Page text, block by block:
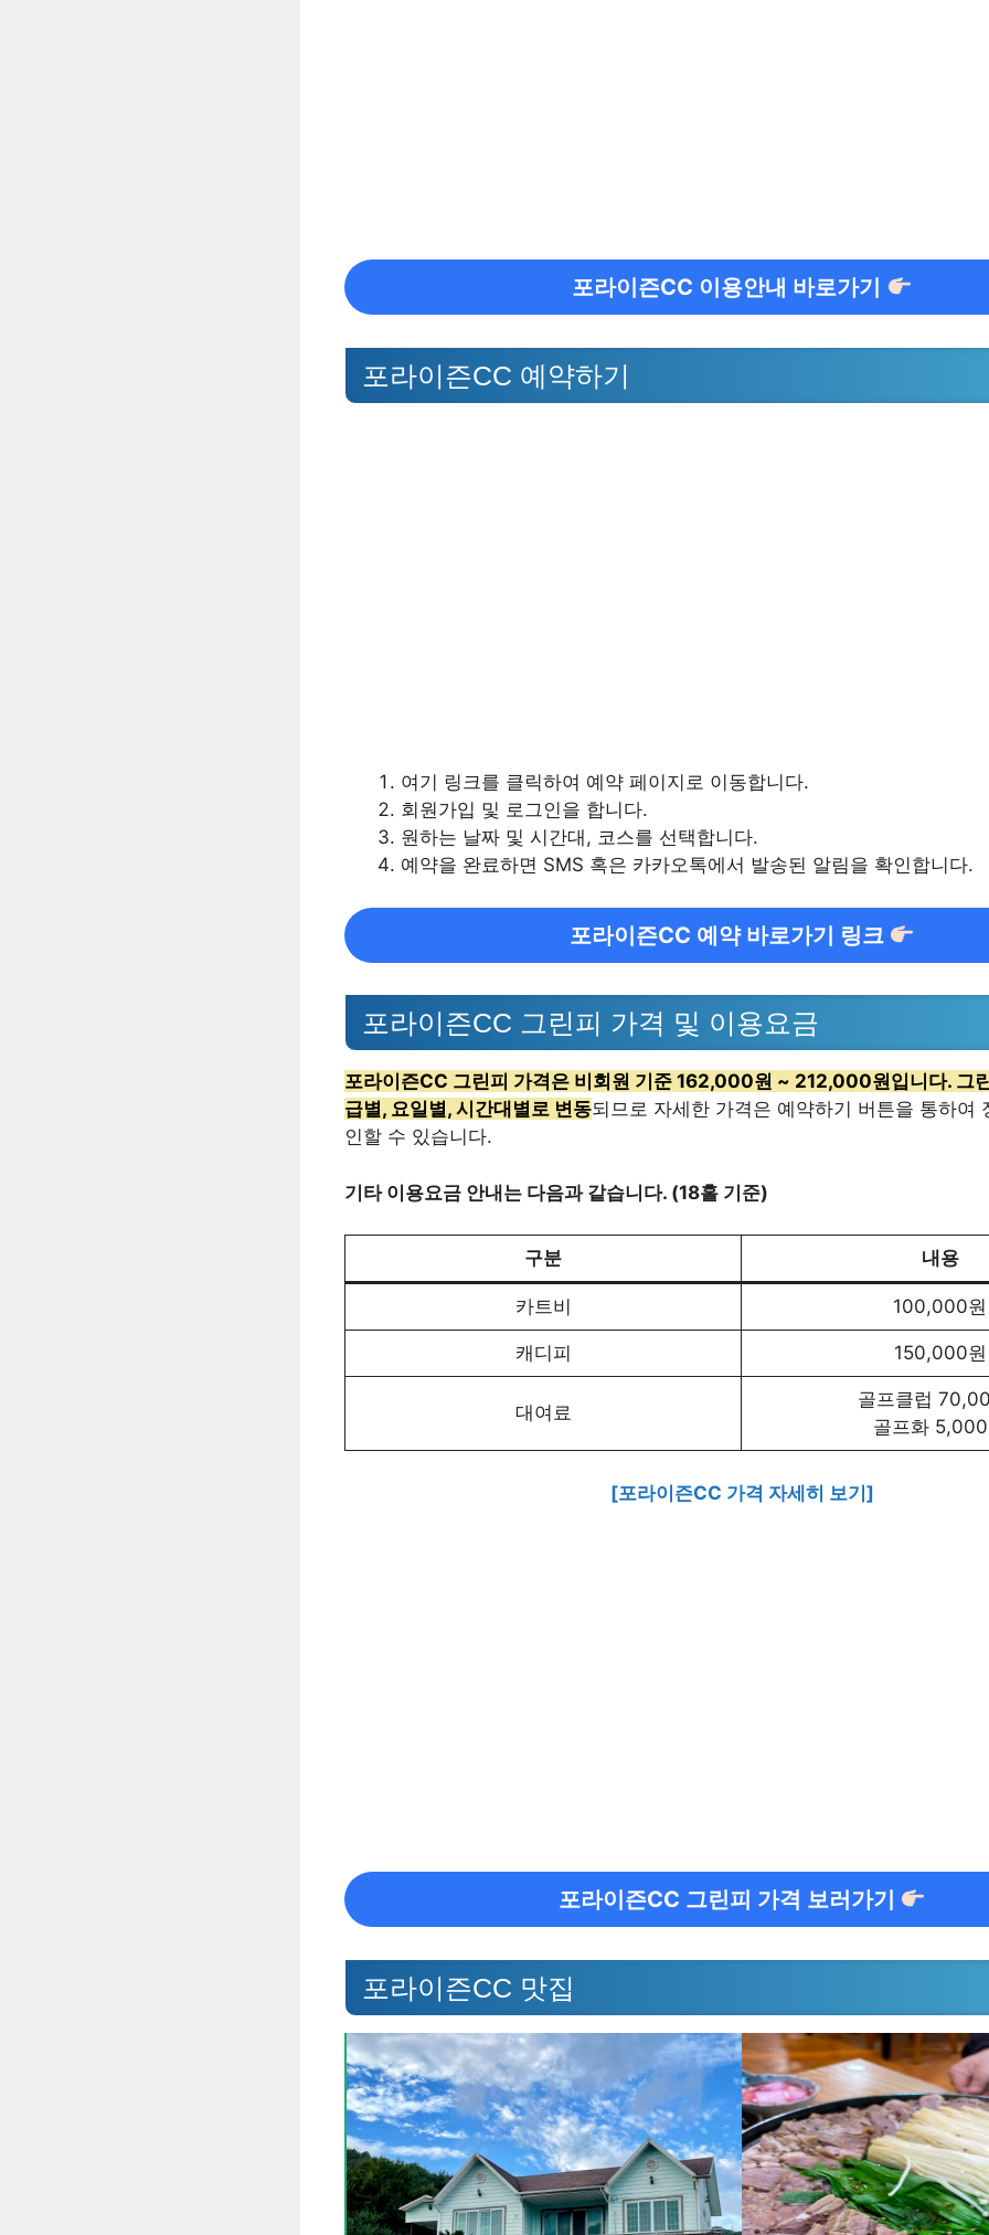
포라이즌CC 이용안내 바로가기
포라이즌CC 예약하기
여기 링크를 클릭하여 예약 페이지로 이동합니다.
회원가입 및 로그인을 합니다.
원하는 날짜 및 시간대, 코스를 선택합니다.
예약을 완료하면 SMS 혹은 카카오톡에서 발송된 알림을 확인합니다.
포라이즌CC 예약 바로가기 링크
포라이즌CC 그린피 가격 및 이용요금
포라이즌CC 그린피 가격은 비회원 기준 162,000원 ~ 212,000원입니다. 그
급별, 요일별, 시간대별로 변동되므로 자세한 가격은 예약하기 버튼을 통하여
인할 수 있습니다.
기타 이용요금 안내는 다음과 같습니다. (18홀 기준)
구분 내용
카트비 100,000원
캐디피 150,000원
대여료
골프클럽
골프화
[포라이즌CC 가격 자세히 보기]
포라이즌CC 그린피 가격 보러가기
포라이즌CC 맛집